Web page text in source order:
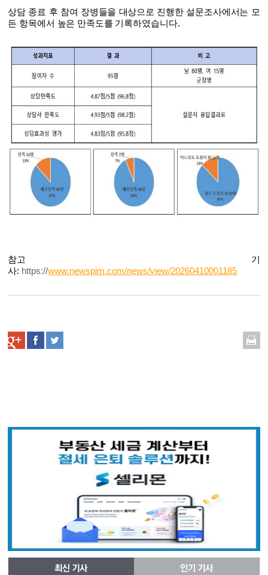
상담 종료 후 참여 장병들을 대상으로 진행한 설문조사에서는 모
든 항목에서 높은 만족도를 기록하였습니다.
참고 기
사: https://www.newspim.com/news/view/20260410001185